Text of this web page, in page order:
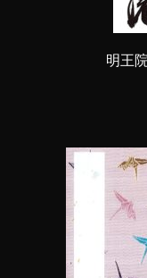
明王